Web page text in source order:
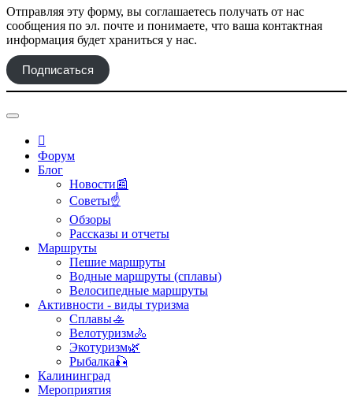
Отправляя эту форму, вы соглашаетесь получать от нас
сообщения по эл. почте и понимаете, что ваша контактная
информация будет храниться у нас.
Подписаться
Форум
Блог
Новости📰
Советы☝
Обзоры
Рассказы и отчеты
Маршруты
Пешие маршруты
Водные маршруты (сплавы)
Велосипедные маршруты
Активности - виды туризма
Сплавы🚣
Велотуризм🚴
Экотуризм🌿
Рыбалка🎣
Калининград
Мероприятия